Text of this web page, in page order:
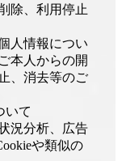
除、利用停止
人情報につい
本人からの開
、消去等のご
いて
況分析、広告
や類似の